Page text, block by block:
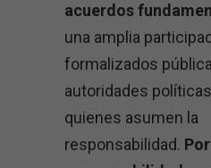
acuerdos
una amplia
formalizados
autoridades
quienes asumen la
responsabilidad.